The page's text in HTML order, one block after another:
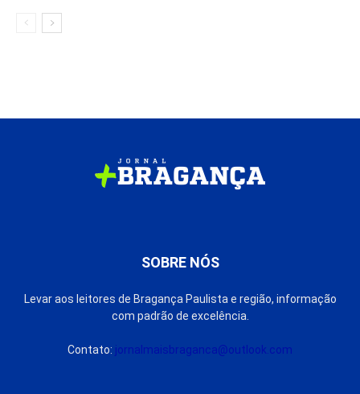
SOBRE NÓS
Levar aos leitores de Bragança Paulista e região, informação
com padrão de excelência.
Contato: jornalmaisbraganca@outlook.com